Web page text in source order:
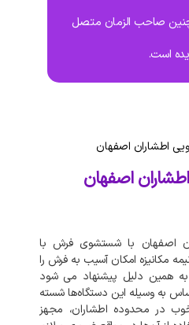
صاحب الزمان متصل
است.
اصفهان
اصفهان با شستشوی فرش با
مکانیزه امکان آسیب به فرش را
همین دلیل پیشنهاد می‌ شود
به وسیله این دستگاه‌ها شسته
در محدوده اطشاران، مجهز